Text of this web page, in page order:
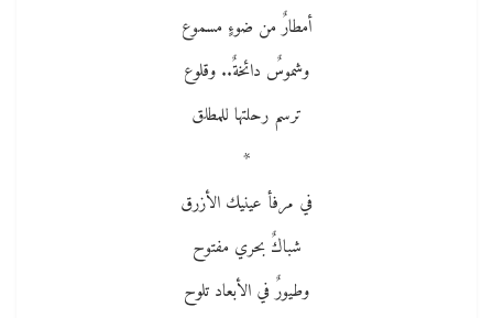
أمطارٌ من ضوءٍ مسموع
وشموسٌ دائخةٌ.. وقلوع
ترسم رحلتها للمطلق
*
في مرفأ عينيك الأزرق
شباكٌ بحري مفتوح
وطيورٌ في الأبعاد تلوح